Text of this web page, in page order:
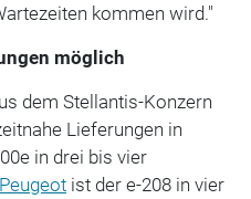
kommen wird."
möglich
dem Stellantis-Konzern
Lieferungen in
in drei bis vier
Peugeotist der e-208 in vier